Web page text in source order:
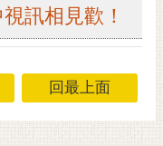
訊相見歡！
回最上面